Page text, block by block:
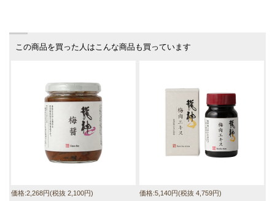
この商品を買った人はこんな商品も買っています
価格:2,268円(税抜 2,100円) 価格:5,140円(税抜 4,759円)